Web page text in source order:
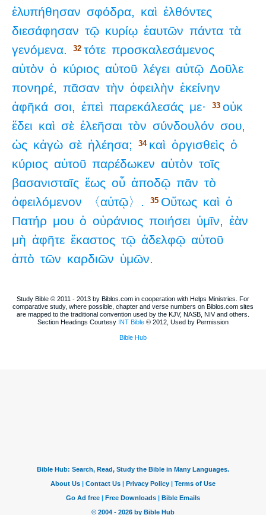
ἐλυπήθησαν σφόδρα, καὶ ἐλθόντες
διεσάφησαν τῷ κυρίῳ ἑαυτῶν πάντα τὰ
γενόμενα.
32 τότε προσκαλεσάμενος
αὐτὸν ὁ κύριος αὐτοῦ λέγει αὐτῷ Δοῦλε
πονηρέ, πᾶσαν τὴν ὀφειλὴν ἐκείνην
ἀφῆκά σοι, ἐπεὶ παρεκάλεσάς με· 33 οὐκ
ἔδει καὶ σὲ ἐλεῆσαι τὸν σύνδουλόν σου,
ὡς κἀγὼ σὲ ἠλέησα; 34 καὶ ὀργισθεὶς ὁ
κύριος αὐτοῦ παρέδωκεν αὐτὸν τοῖς
βασανισταῖς ἕως οὗ ἀποδῷ πᾶν τὸ
ὀφειλόμενον
〈αὐτῷ〉. 35 Οὕτως καὶ ὁ
Πατήρ μου ὁ οὐράνιος ποιήσει ὑμῖν, ἐὰν
μὴ ἀφῆτε ἕκαστος τῷ ἀδελφῷ αὐτοῦ
ἀπὸ τῶν καρδιῶν ὑμῶν.
Study Bible © 2011 - 2013 by Biblos.com in cooperation with Helps Ministries. For
comparative study, where possible, chapter and verse numbers on Biblos.com sites
are mapped to the traditional convention used by the KJV, NASB, NIV and others.
Section Headings Courtesy INT Bible © 2012, Used by Permission
Bible Hub